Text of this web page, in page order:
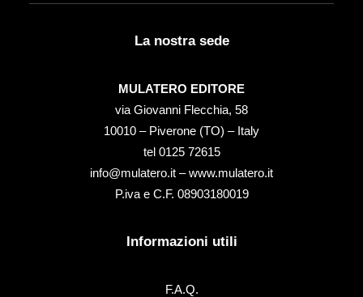
La nostra sede
MULATERO EDITORE
via Giovanni Flecchia, 58
10010 – Piverone (TO) – Italy
tel ‭0125 72615‬
info@mulatero.it –www.mulatero.it
P.iva e C.F. 08903180019
Informazioni utili
F.A.Q.